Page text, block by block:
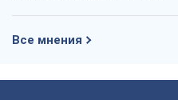
Все мнения